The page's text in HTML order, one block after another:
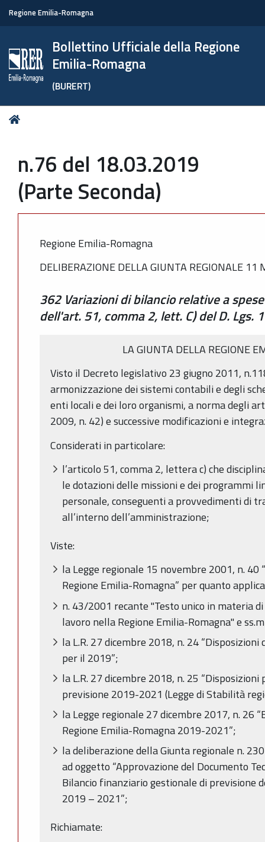
Regione Emilia-Romagna
Bollettino Ufficiale della Regione
Emilia-Romagna
(BURERT)
Tu
n.76 del 18.03.2019
(Parte Seconda)
Regione Emilia-Romagna
DELIBERAZIONE DELLA GIUNTA REGIONALE
362 Variazioni di bilancio relative a
dell'art. 51, comma 2, lett. C) del D.
LA GIUNTA DELLA REGIONE
Visto il Decreto legislativo 23 giugno 2011,
armonizzazione dei sistemi contabili e degli
enti locali e dei loro organismi, a norma degli
2009, n. 42) e successive modificazioni e
Considerati in particolare:
l’articolo 51, comma 2, lettera c) che
le dotazioni delle missioni e dei programmi
personale, conseguenti a provvedimenti di
all’interno dell’amministrazione;
Viste:
la Legge regionale 15 novembre 2001, n.
Regione Emilia-Romagna” per quanto
n. 43/2001 recante "Testo unico in materia
lavoro nella Regione Emilia-Romagna" e
la L.R. 27 dicembre 2018, n. 24
per il 2019”;
la L.R. 27 dicembre 2018, n. 25
previsione 2019-2021 (Legge di Stabilità
la Legge regionale 27 dicembre 2017, n. 26
Regione Emilia-Romagna 2019-2021”;
la deliberazione della Giunta regionale n.
ad oggetto “Approvazione del Documento
Bilancio finanziario gestionale di previsione
2019 – 2021”;
Richiamate: